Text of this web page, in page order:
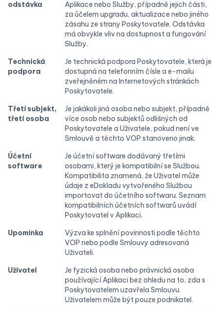
odstávka
Aplikace nebo Služby, případně jejich části,
za účelem upgradu, aktualizace nebo jiného
zásahu ze strany Poskytovatele. Odstávka
má obvykle vliv na dostupnost a fungování
Služby.
Technická
podpora
Je technická podpora Poskytovatele, která je
dostupná na telefonním čísle a e-mailu
zveřejněném na Internetových stránkách
Poskytovatele.
Třetí subjekt,
třetí osoba
Je jakákoli jiná osoba nebo subjekt, případně
více osob nebo subjektů odlišných od
Poskytovatele a Uživatele, pokud není ve
Smlouvě a těchto VOP stanoveno jinak.
Účetní
software
Je účetní software dodávaný třetími
osobami, který je kompatibilní se Službou.
Kompatibilita znamená, že Uživatel může
údaje z eDokladu vytvořeného Službou
importovat do účetního softwaru. Seznam
kompatibilních účetních softwarů uvádí
Poskytovatel v Aplikaci.
Upomínka
Výzva ke splnění povinnosti podle těchto
VOP nebo podle Smlouvy adresovaná
Uživateli.
Uživatel
Je fyzická osoba nebo právnická osoba
používající Aplikaci bez ohledu na to, zda s
Poskytovatelem uzavřela Smlouvu.
Uživatelem může být pouze podnikatel.